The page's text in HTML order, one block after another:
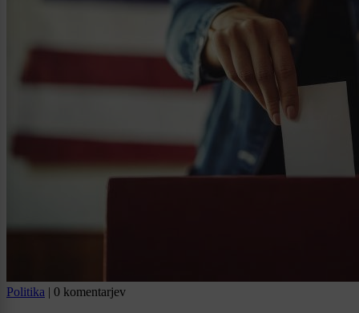
Politika | 0 komentarjev